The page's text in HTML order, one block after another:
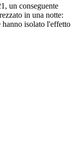
un conseguente
in una notte:
hanno isolato l'effetto